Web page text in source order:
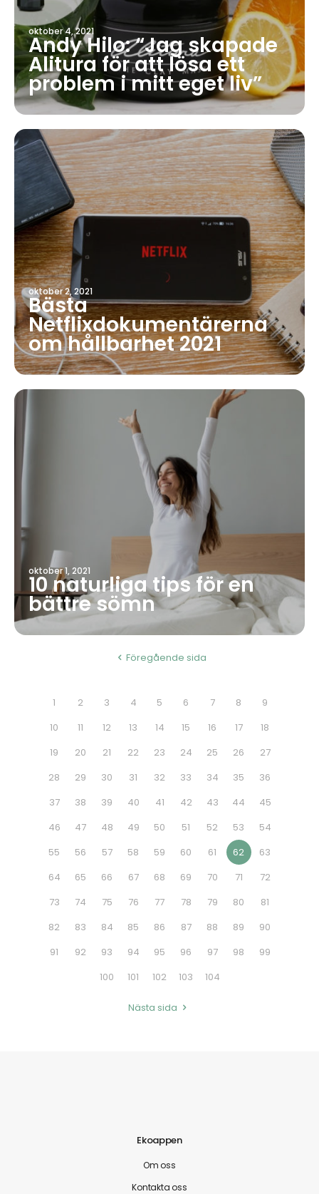
oktober 4, 2021
Andy Hilo: “Jag skapade
Alitura för att lösa ett
problem i mitt eget liv”
oktober 2, 2021
Bästa
Netflixdokumentärerna
om hållbarhet 2021
oktober 1, 2021
10 naturliga tips för en
bättre sömn
Föregående sida
1 2 3 4 5 6 7 8
9
10
11 12 13 14 15 16 17
18
19
20 21 22 23 24 25 26
27
28
29 30 31 32 33 34 35
36
37
38 39 40 41 42 43 44
45
46
47 48 49 50 51 52 53
54
55
56 57 58 59 60 61 62
63
64
65 66 67 68 69 70 71
72
73
74 75 76 77 78 79 80
81
82
83 84 85 86 87 88 89
90
91
92 93 94 95 96 97 98
99
100
101 102 103 104
Nästa sida
Ekoappen
Om oss
Kontakta oss